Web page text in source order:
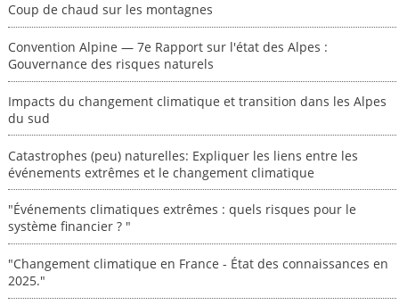
Coup de chaud sur les montagnes
Convention Alpine — 7e Rapport sur l'état des Alpes :
Gouvernance des risques naturels
Impacts du changement climatique et transition dans les Alpes
du sud
Catastrophes (peu) naturelles: Expliquer les liens entre les
événements extrêmes et le changement climatique
"Événements climatiques extrêmes : quels risques pour le
système financier ? "
"Changement climatique en France - État des connaissances en
2025."